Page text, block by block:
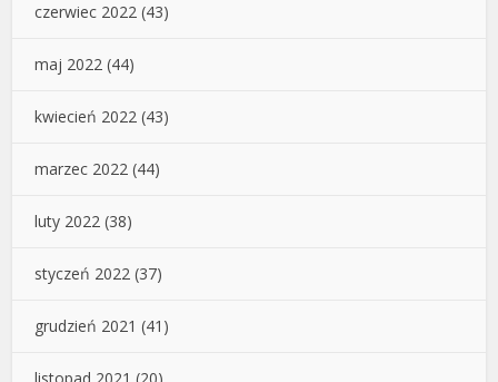
czerwiec 2022 (43)
maj 2022 (44)
kwiecień 2022 (43)
marzec 2022 (44)
luty 2022 (38)
styczeń 2022 (37)
grudzień 2021 (41)